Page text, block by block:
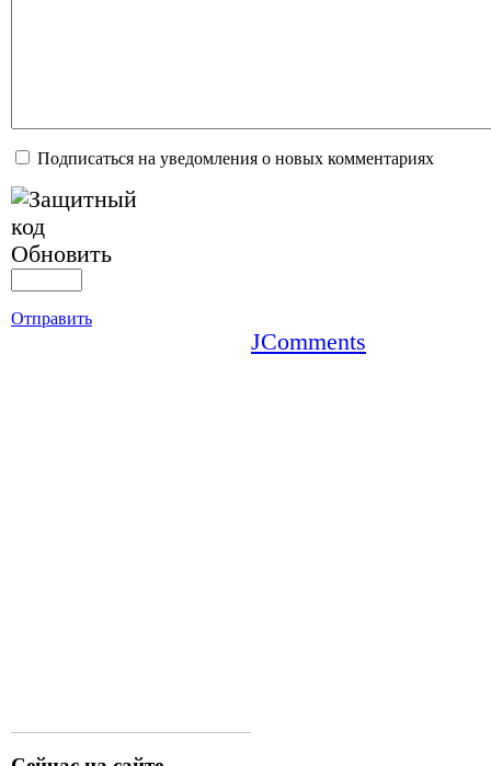
Подписаться на уведомления о новых комментариях
Обновить
Отправить
JComments